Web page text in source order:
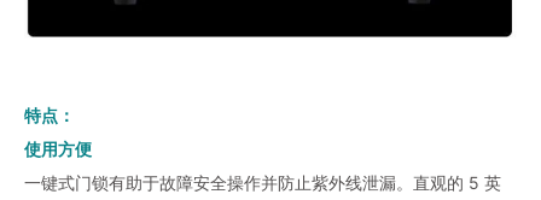
特点：
使用方便
一键式门锁有助于故障安全操作并防止紫外线泄漏。直观的 5 英